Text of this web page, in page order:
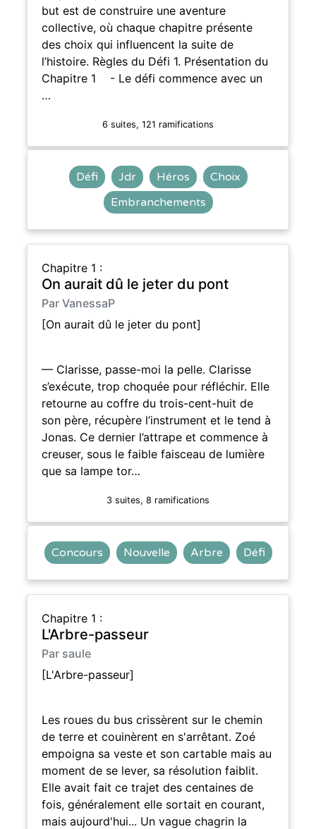
but est de construire une aventure
collective, où chaque chapitre présente
des choix qui influencent la suite de
l’histoire. Règles du Défi 1. Présentation du
Chapitre 1 - Le défi commence avec un
…
6 suites, 121 ramifications
Défi Jdr Héros
Choix
Embranchements
Chapitre 1 :
On aurait dû le jeter du pont
Par VanessaP
[On aurait dû le jeter du pont]
— Clarisse, passe-moi la pelle. Clarisse
s’exécute, trop choquée pour réfléchir. Elle
retourne au coffre du trois-cent-huit de
son père, récupère l’instrument et le tend à
Jonas. Ce dernier l’attrape et commence à
creuser, sous le faible faisceau de lumière
que sa lampe tor…
3 suites, 8 ramifications
Concours Nouvelle Arbre Défi
Chapitre 1 :
L'Arbre-passeur
Par saule
[L'Arbre-passeur]
Les roues du bus crissèrent sur le chemin
de terre et couinèrent en s'arrêtant. Zoé
empoigna sa veste et son cartable mais au
moment de se lever, sa résolution faiblit.
Elle avait fait ce trajet des centaines de
fois, généralement elle sortait en courant,
mais aujourd'hui... Un vague chagrin la